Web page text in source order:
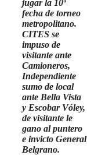
jugar la 10ª
fecha de torneo
metropolitano.
CITES se
impuso de
visitante ante
Camioneros,
Independiente
sumo de local
ante Bella Vista
y Escobar Vóley,
de visitante le
gano al puntero
e invicto General
Belgrano.